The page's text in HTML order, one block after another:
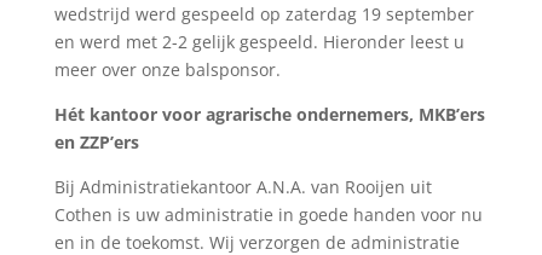
wedstrijd werd gespeeld op zaterdag 19 september
en werd met 2-2 gelijk gespeeld. Hieronder leest u
meer over onze balsponsor.
Hét kantoor voor agrarische ondernemers, MKB’ers
en ZZP’ers
Bij Administratiekantoor A.N.A. van Rooijen uit
Cothen is uw administratie in goede handen voor nu
en in de toekomst. Wij verzorgen de administratie